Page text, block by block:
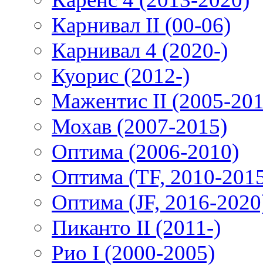
Карнивал II (00-06)
Карнивал 4 (2020-)
Куорис (2012-)
Мажентис II (2005-
Мохав (2007-2015)
Оптима (2006-2010)
Оптима (TF, 2010-
Оптима (JF, 2016-
Пиканто II (2011-)
Рио I (2000-2005)